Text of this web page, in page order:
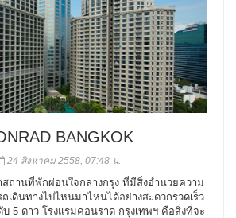
BANGKOK
24 สิงหาคม 2558, 07:48 น.
ถานที่พักผ่อนใจกลางกรุง ที่มีสิ่งอำนวยความ
เดินทางไปไหนมาไหนได้อย่างสะดวกรวดเร็ว
5 ดาว โรงแรมคอนราด กรุงเทพฯ คือสิ่งที่จะ